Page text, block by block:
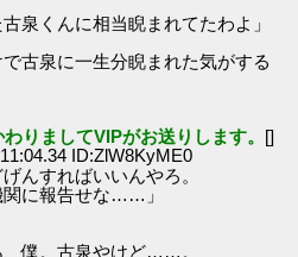
泉くんに相当睨まれてたわよ」
古泉に一生分睨まれた気がする
りましてVIPがお送りします。 []
ID:ZlW8KyME0
んすればいいんやろ。
報告せな……」
僕。古泉やけど……。